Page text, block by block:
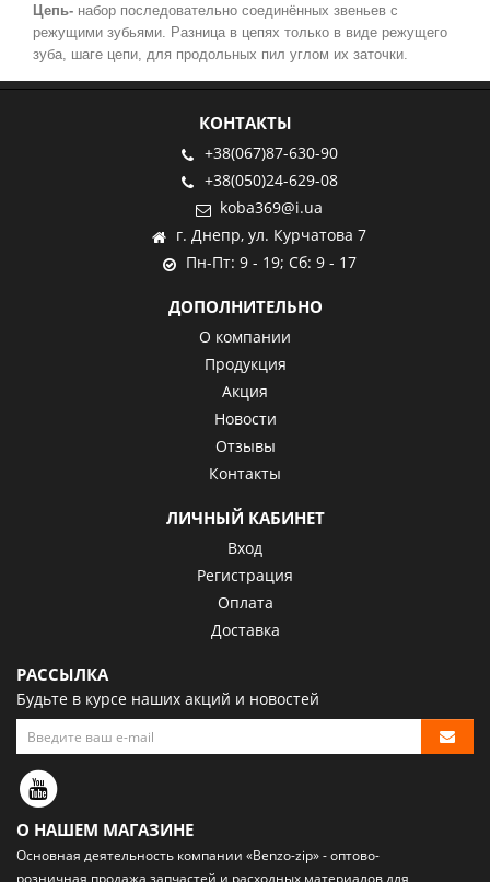
Цепь- набор последовательно соединённых звеньев с
режущими зубьями. Разница в цепях только в виде режущего
зуба, шаге цепи, для продольных пил углом их заточки.
КОНТАКТЫ
+38(067)87-630-90
+38(050)24-629-08
koba369@i.ua
г. Днепр, ул. Курчатова 7
Пн-Пт: 9 - 19; Сб: 9 - 17
ДОПОЛНИТЕЛЬНО
О компании
Продукция
Акция
Новости
Отзывы
Контакты
ЛИЧНЫЙ КАБИНЕТ
Вход
Регистрация
Оплата
Доставка
РАССЫЛКА
Будьте в курсе наших акций и новостей
О НАШЕМ МАГАЗИНЕ
Основная деятельность компании «Benzo-zip» - оптово-
розничная продажа запчастей и расходных материалов для